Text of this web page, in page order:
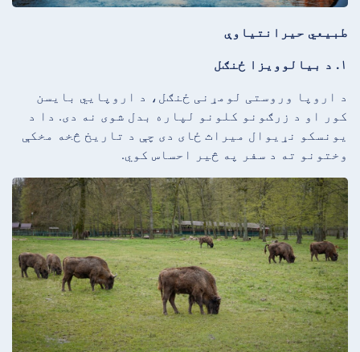
طبیعي حیرانتیاوې
۱. د بیالوویزا ځنګل
د اروپا وروستی لومړنی ځنګل، د اروپایي بایسن
کور او د زرګونو کلونو لپاره بدل شوی نه دی. دا د
یونسکو نړیوال میراث ځای دی چې د تاریخ څخه مخکې
وختونو ته د سفر په څیر احساس کوي.